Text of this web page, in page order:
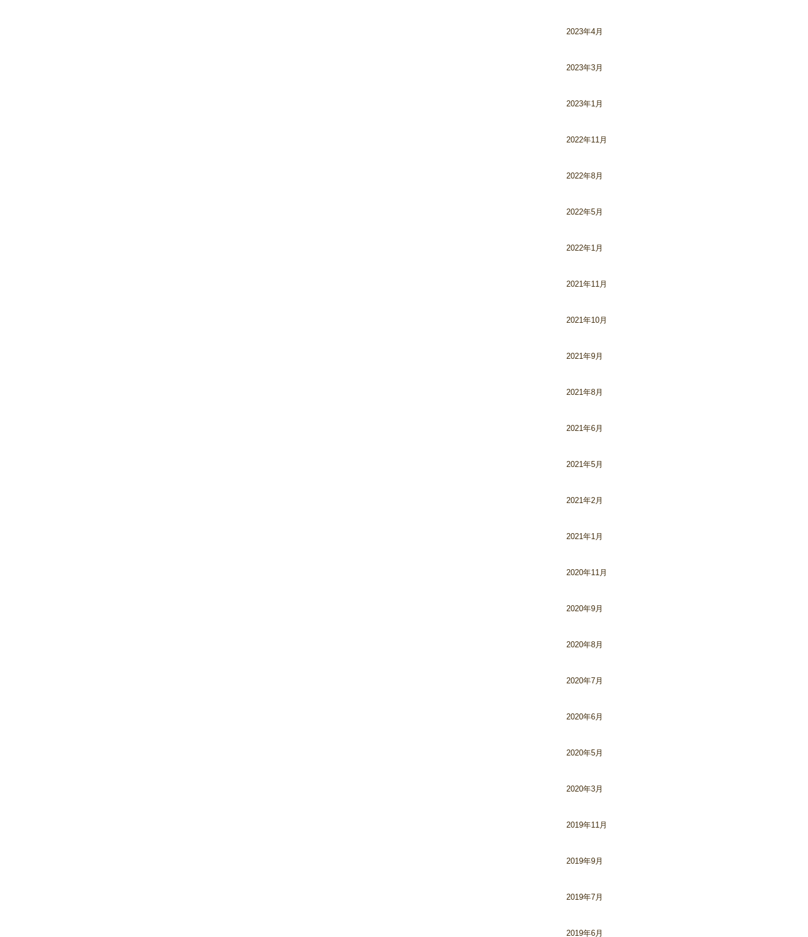
2023年4月
2023年3月
2023年1月
2022年11月
2022年8月
2022年5月
2022年1月
2021年11月
2021年10月
2021年9月
2021年8月
2021年6月
2021年5月
2021年2月
2021年1月
2020年11月
2020年9月
2020年8月
2020年7月
2020年6月
2020年5月
2020年3月
2019年11月
2019年9月
2019年7月
2019年6月